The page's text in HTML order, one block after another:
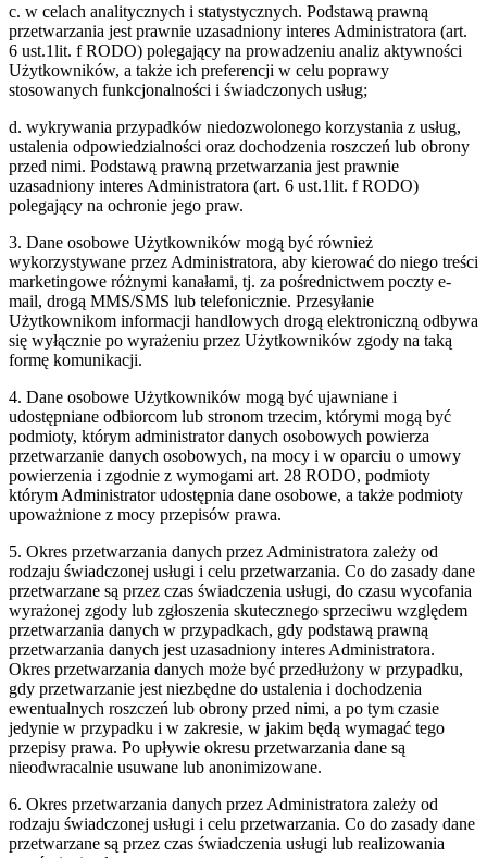
c. w celach analitycznych i statystycznych. Podstawą prawną
przetwarzania jest prawnie uzasadniony interes Administratora (art.
6 ust.1lit. f RODO) polegający na prowadzeniu analiz aktywności
Użytkowników, a także ich preferencji w celu poprawy
stosowanych funkcjonalności i świadczonych usług;
d. wykrywania przypadków niedozwolonego korzystania z usług,
ustalenia odpowiedzialności oraz dochodzenia roszczeń lub obrony
przed nimi. Podstawą prawną przetwarzania jest prawnie
uzasadniony interes Administratora (art. 6 ust.1lit. f RODO)
polegający na ochronie jego praw.
3. Dane osobowe Użytkowników mogą być również
wykorzystywane przez Administratora, aby kierować do niego treści
marketingowe różnymi kanałami, tj. za pośrednictwem poczty e-
mail, drogą MMS/SMS lub telefonicznie. Przesyłanie
Użytkownikom informacji handlowych drogą elektroniczną odbywa
się wyłącznie po wyrażeniu przez Użytkowników zgody na taką
formę komunikacji.
4. Dane osobowe Użytkowników mogą być ujawniane i
udostępniane odbiorcom lub stronom trzecim, którymi mogą być
podmioty, którym administrator danych osobowych powierza
przetwarzanie danych osobowych, na mocy i w oparciu o umowy
powierzenia i zgodnie z wymogami art. 28 RODO, podmioty
którym Administrator udostępnia dane osobowe, a także podmioty
upoważnione z mocy przepisów prawa.
5. Okres przetwarzania danych przez Administratora zależy od
rodzaju świadczonej usługi i celu przetwarzania. Co do zasady dane
przetwarzane są przez czas świadczenia usługi, do czasu wycofania
wyrażonej zgody lub zgłoszenia skutecznego sprzeciwu względem
przetwarzania danych w przypadkach, gdy podstawą prawną
przetwarzania danych jest uzasadniony interes Administratora.
Okres przetwarzania danych może być przedłużony w przypadku,
gdy przetwarzanie jest niezbędne do ustalenia i dochodzenia
ewentualnych roszczeń lub obrony przed nimi, a po tym czasie
jedynie w przypadku i w zakresie, w jakim będą wymagać tego
przepisy prawa. Po upływie okresu przetwarzania dane są
nieodwracalnie usuwane lub anonimizowane.
6. Okres przetwarzania danych przez Administratora zależy od
rodzaju świadczonej usługi i celu przetwarzania. Co do zasady dane
przetwarzane są przez czas świadczenia usługi lub realizowania